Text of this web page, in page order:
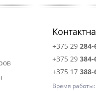
+375 29 284-
+375 29 384-
+375 17 388-
Время работы: